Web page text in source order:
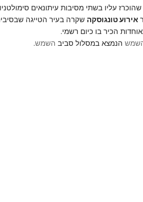
עליו בשתי מסיבות עיתונאים
אירוע טונגוסקה שקרה בעיר הטייגה שבסיביר ב-30
הנמצא במסלול סביב השמש.